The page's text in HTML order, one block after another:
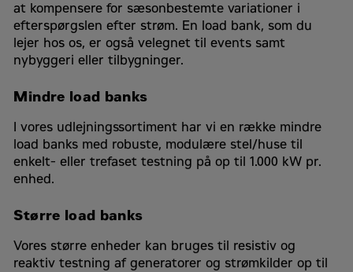
at kompensere for sæsonbestemte variationer i
efterspørgslen efter strøm. En load bank, som du
lejer hos os, er også velegnet til events samt
nybyggeri eller tilbygninger.
Mindre load banks
I vores udlejningssortiment har vi en række mindre
load banks med robuste, modulære stel/huse til
enkelt- eller trefaset testning på op til 1.000 kW pr.
enhed.
Større load banks
Vores større enheder kan bruges til resistiv og
reaktiv testning af generatorer og strømkilder op til